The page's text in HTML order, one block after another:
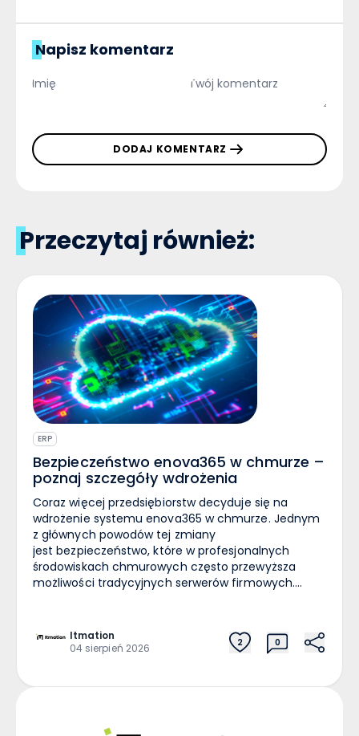
Napisz komentarz
DODAJ KOMENTARZ
Przeczytaj również:
ERP
Bezpieczeństwo enova365 w chmurze –
poznaj szczegóły wdrożenia
Coraz więcej przedsiębiorstw decyduje się na
wdrożenie systemu enova365 w chmurze. Jednym
z głównych powodów tej zmiany
jest bezpieczeństwo, które w profesjonalnych
środowiskach chmurowych często przewyższa
możliwości tradycyjnych serwerów firmowych.
najwyższy poziom ochrony danych, ciągłość
działania oraz możliwość szybkiego odzyskania
migrację, konfigurację środowiska oraz wsparcie
Itmation
04 sierpień 2026
2 0